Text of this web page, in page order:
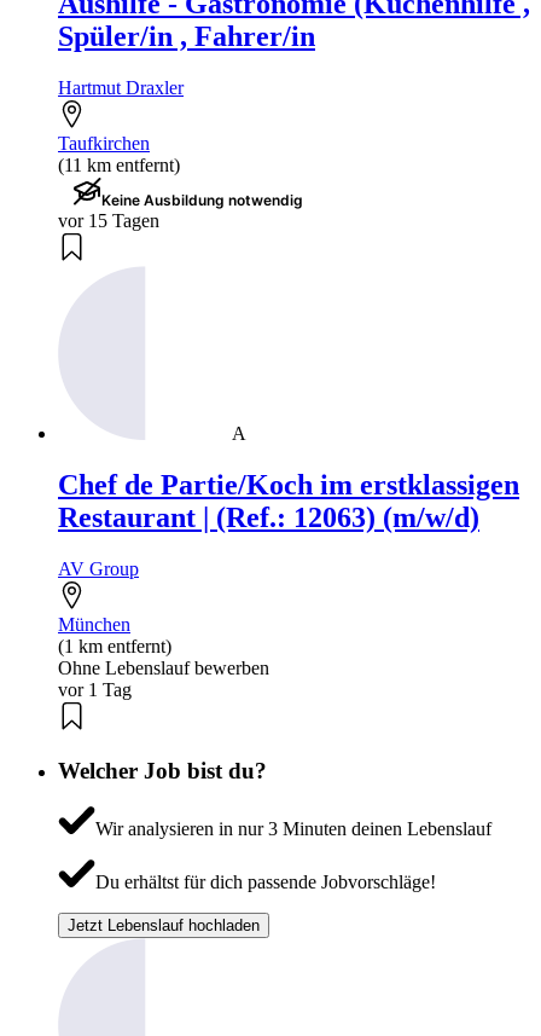
Spüler/in , Fahrer/in
Hartmut Draxler
Taufkirchen
(11 km entfernt)
Keine Ausbildung notwendig
vor 15 Tagen
A
Chef de Partie/Koch im erstklassigen
Restaurant | (Ref.: 12063) (m/w/d)
AV Group
München
(1 km entfernt)
Ohne Lebenslauf bewerben
vor 1 Tag
Welcher Job bist du?
Wir analysieren in nur 3 Minuten deinen Lebenslauf
Du erhältst für dich passende Jobvorschläge!
Jetzt Lebenslauf hochladen